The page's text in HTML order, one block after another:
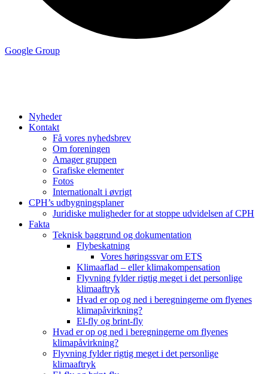
Google Group
Nyheder
Kontakt
Få vores nyhedsbrev
Om foreningen
Amager gruppen
Grafiske elementer
Fotos
Internationalt i øvrigt
CPH’s udbygningsplaner
Juridiske muligheder for at stoppe udvidelsen af CPH
Fakta
Teknisk baggrund og dokumentation
Flybeskatning
Vores høringssvar om ETS
Klimaaflad – eller klimakompensation
Flyvning fylder rigtig meget i det personlige
klimaaftryk
Hvad er op og ned i beregningerne om flyenes
klimapåvirkning?
El-fly og brint-fly
Hvad er op og ned i beregningerne om flyenes
klimapåvirkning?
Flyvning fylder rigtig meget i det personlige
klimaaftryk